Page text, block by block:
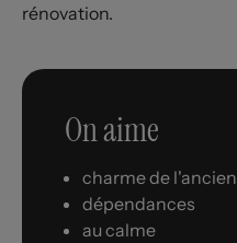
rénovation.
On aime
charme de l'ancien
dépendances
au calme